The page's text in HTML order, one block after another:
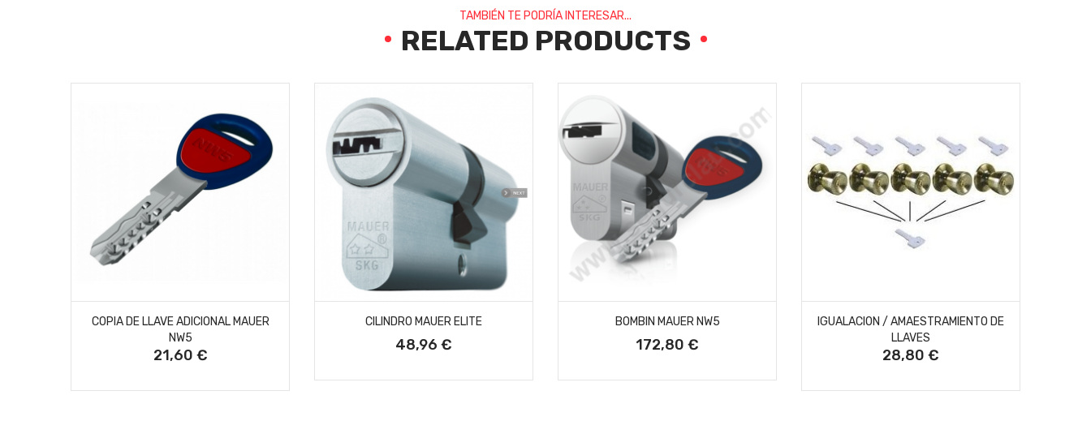
TAMBIÉN TE PODRÍA INTERESAR...
RELATED PRODUCTS
SIN STOCK
COPIA DE LLAVE ADICIONAL MAUER
NW5
Precio
21,60 €
AÑADIR AL CARRITO
CILINDRO MAUER ELITE
Precio
48,96 €
AÑADIR AL CARRITO
BOMBIN MAUER NW5
Precio
172,80 €
AÑADIR AL CARRITO
IGUALACION / AMAESTRAMIENTO DE
LLAVES
Precio
28,80 €